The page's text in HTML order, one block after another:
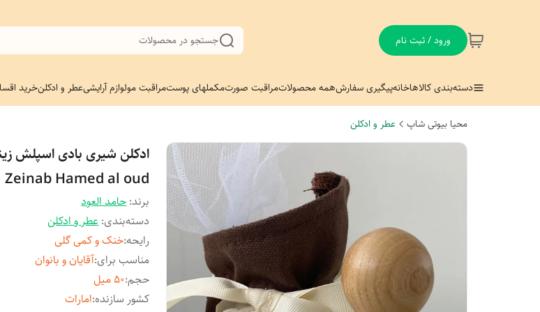
ورود / ثبت نام جستجو در محصولات
دسته‌بندی کالاهاخانهپیگیری سفارشهمه محصولاتمراقبت صورتمکملهای پوستمراقبت مولوازم آرایشیعطر و ادکلنخرید
محیا بیوتی شاپ عطر و ادکلن
ادکلن شیری بادی اسپلش
Zeinab Hamed al oud
برند:حامد العود
دسته‌بندی:عطر و ادکلن
رایحه:خنک و کمی گلی
مناسب برای:آقایان و بانوان
حجم:۵۰ میل
کشور سازنده:امارات